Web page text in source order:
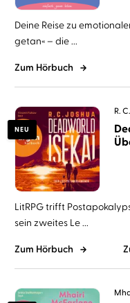
Deine Reise zu
getan« – die ...
Zum Hörbuch
NEU
R.
LitRPG trifft
sein zweites Le ...
Zum Hörbuch